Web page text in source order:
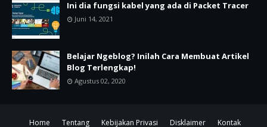
Ini dia fungsi kabel yang ada di Packet Tracer
Juni 14, 2021
Belajar Ngeblog? Inilah Cara Membuat Artikel
Blog Terlengkap!
Agustus 02, 2020
Home Tentang Kebijakan Privasi Disklaimer Kontak